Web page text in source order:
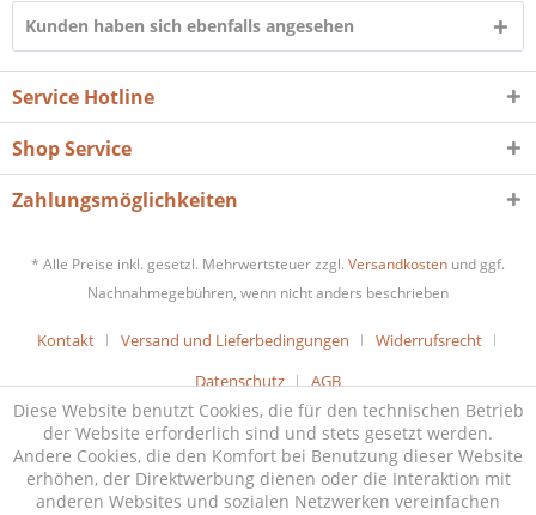
Kunden haben sich ebenfalls angesehen
Service Hotline
Shop Service
Zahlungsmöglichkeiten
* Alle Preise inkl. gesetzl. Mehrwertsteuer zzgl. Versandkosten und ggf.
Nachnahmegebühren, wenn nicht anders beschrieben
Kontakt Versand und Lieferbedingungen
Widerrufsrecht
Datenschutz
AGB
Diese Website benutzt Cookies, die für den technischen Betrieb
der Website erforderlich sind und stets gesetzt werden.
Andere Cookies, die den Komfort bei Benutzung dieser Website
erhöhen, der Direktwerbung dienen oder die Interaktion mit
anderen Websites und sozialen Netzwerken vereinfachen